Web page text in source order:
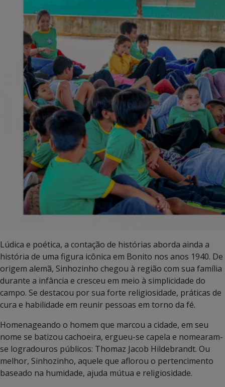
Lúdica e poética, a contação de histórias aborda ainda a
história de uma figura icônica em Bonito nos anos 1940. De
origem alemã, Sinhozinho chegou à região com sua família
durante a infância e cresceu em meio à simplicidade do
campo. Se destacou por sua forte religiosidade, práticas de
cura e habilidade em reunir pessoas em torno da fé.
Homenageando o homem que marcou a cidade, em seu
nome se batizou cachoeira, ergueu-se capela e nomearam-
se logradouros públicos: Thomaz Jacob Hildebrandt. Ou
melhor, Sinhozinho, aquele que aflorou o pertencimento
baseado na humidade, ajuda mútua e religiosidade.